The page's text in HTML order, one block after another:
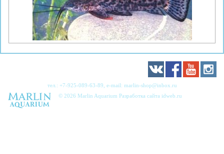
тел.: +7-925-089-63-89 , e-mail: marlin-shop@inbox.ru
© 2026 Marlin Aquarium Разработка сайта idweb.ru